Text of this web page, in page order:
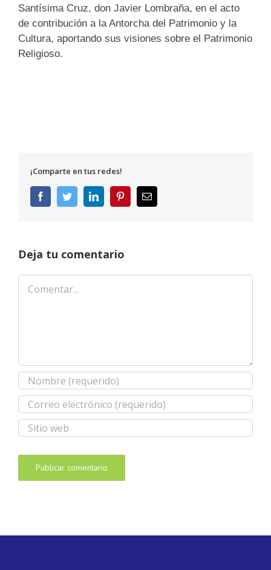
Santísima Cruz, don Javier Lombraña, en el acto
de contribución a la Antorcha del Patrimonio y la
Cultura, aportando sus visiones sobre el Patrimonio
Religioso.
¡Comparte en tus redes!
FacebookTwitterLinkedInPinterestCorreo
electrónico
Deja tu comentario
Comentar